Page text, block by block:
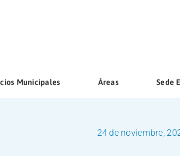
Municipales Áreas Sede
24 de noviembre,